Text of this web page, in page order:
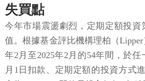
失買點
今年市場震盪劇烈，定期定額投資
值。根據基金評比機構理柏（
年2月至2025年2月的54年間，於
月1日扣款、定期定額的投資方式